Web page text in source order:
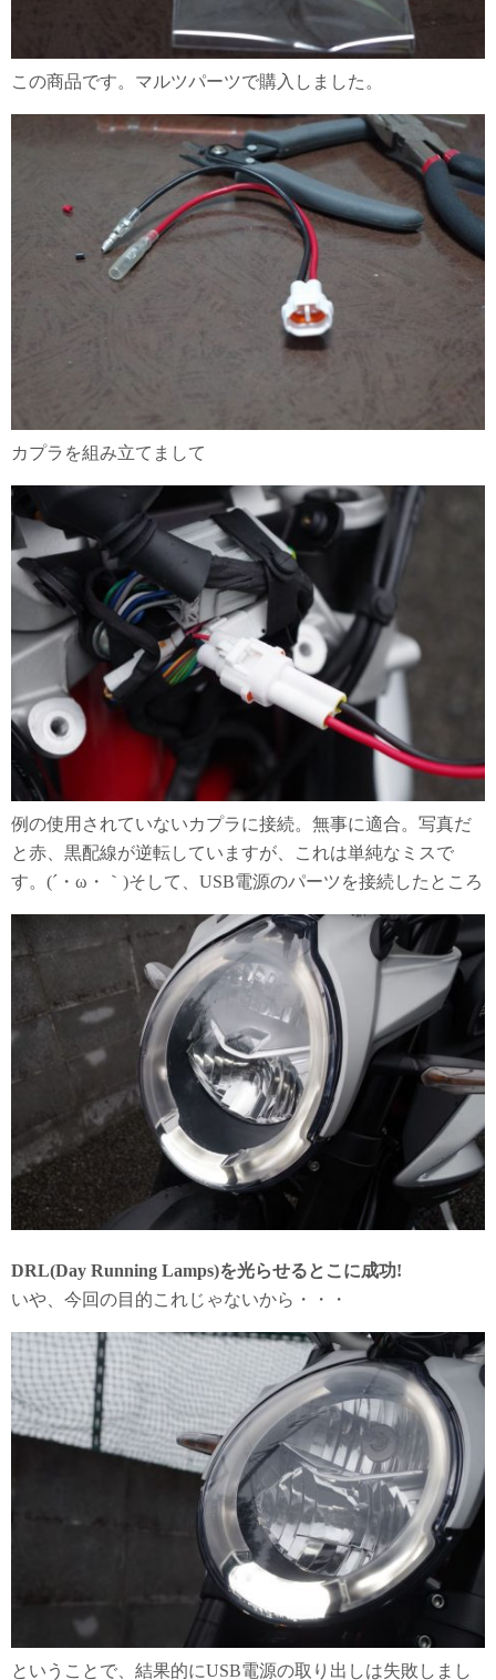
この商品です。マルツパーツで購入しました。
カプラを組み立てまして
例の使用されていないカプラに接続。無事に適合。写真だ
と赤、黒配線が逆転していますが、これは単純なミスで
す。(´・ω・｀)そして、USB電源のパーツを接続したところ
DRL(Day Running Lamps)を光らせるとこに成功!
いや、今回の目的これじゃないから・・・
ということで、結果的にUSB電源の取り出しは失敗しまし